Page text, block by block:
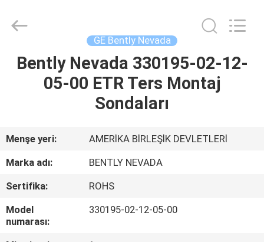
ANA
SAYFA
HAKKIMIZDA
FABRIKA
TURU
Reserved.
GE Bently Nevada
Bently Nevada 330195-02-12-
05-00 ETR Ters Montaj
Sondaları
Menşe yeri:
AMERİKA BİRLEŞİK DEVLETLERİ
Marka adı:
BENTLY NEVADA
Sertifika:
ROHS
Model
numarası:
330195-02-12-05-00